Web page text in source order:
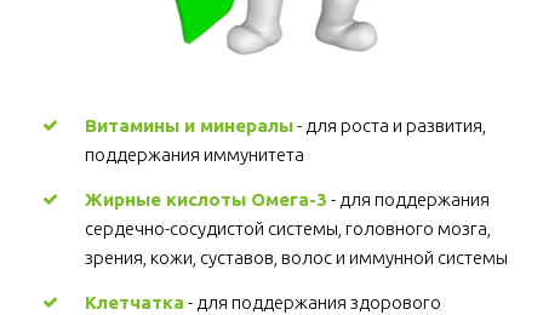
Витамины и минералы - для роста и развития,
поддержания иммунитета
Жирные кислоты Омега-3 - для поддержания
сердечно-сосудистой системы, головного мозга,
зрения, кожи, суставов, волос и иммунной системы
Клетчатка - для поддержания здорового